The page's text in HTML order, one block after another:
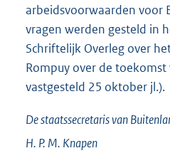
arbeidsvoorwaarden voor
vragen werden gesteld in
Schriftelijk Overleg over
Rompuy over de toekomst
vastgesteld 25 oktober jl.).
De staatssecretaris van
H. P. M. Knapen